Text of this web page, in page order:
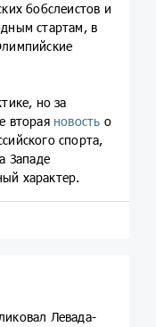
бобслеистов и
стартам, в
но за
вторая новость о
спорта,
Западе
характер.
Левада-